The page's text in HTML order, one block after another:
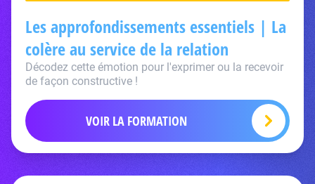
Les approfondissements essentiels | La
colère au service de la relation
Décodez cette émotion pour l'exprimer ou la recevoir
de façon constructive !
VOIR LA FORMATION